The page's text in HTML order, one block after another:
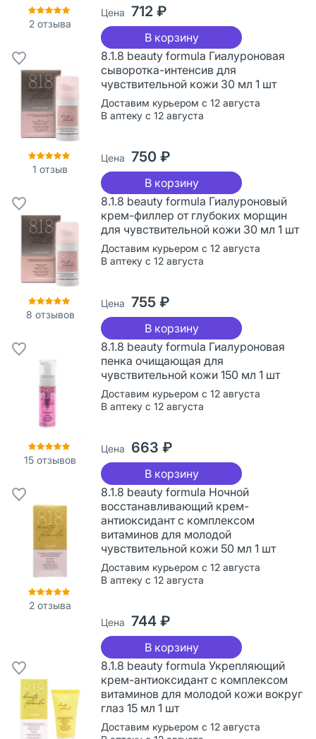
2 отзыва
Цена 712 ₽
В корзину
1 отзыв
8.1.8 beauty formula Гиалуроновая
сыворотка-интенсив для
чувствительной кожи 30 мл 1 шт
Доставим курьером с 12 августа
В аптеку с 12 августа
Цена 750 ₽
В корзину
8 отзывов
8.1.8 beauty formula Гиалуроновый
крем-филлер от глубоких морщин
для чувствительной кожи 30 мл 1 шт
Доставим курьером с 12 августа
В аптеку с 12 августа
Цена 755 ₽
В корзину
15 отзывов
8.1.8 beauty formula Гиалуроновая
пенка очищающая для
чувствительной кожи 150 мл 1 шт
Доставим курьером с 12 августа
В аптеку с 12 августа
Цена 663 ₽
В корзину
2 отзыва
8.1.8 beauty formula Ночной
восстанавливающий крем-
антиоксидант с комплексом
витаминов для молодой
чувствительной кожи 50 мл 1 шт
Доставим курьером с 12 августа
В аптеку с 12 августа
Цена 744 ₽
В корзину
8.1.8 beauty formula Укрепляющий
крем-антиоксидант с комплексом
витаминов для молодой кожи вокруг
глаз 15 мл 1 шт
Доставим курьером с 12 августа